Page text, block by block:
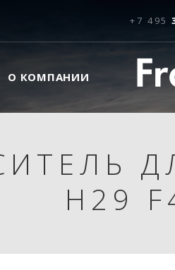
+7 495
О КОМПАНИИ
H29